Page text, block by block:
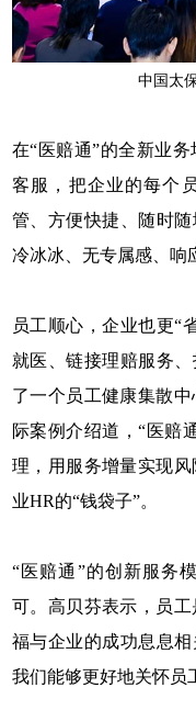
中国太
在“医赔通”的全新业
客服，把企业的每个
管、方便快捷、随时
冷冰冰、无专属感、响
员工顺心，企业也更“
就医、链接理赔服务
了一个员工健康集散
际案例介绍道，“医赔
理，用服务增量实现
业HR的“钱袋子”。
“医赔通”的创新服务
可。高贝芬表示，员
福与企业的成功息息相
我们能够更好地关怀员